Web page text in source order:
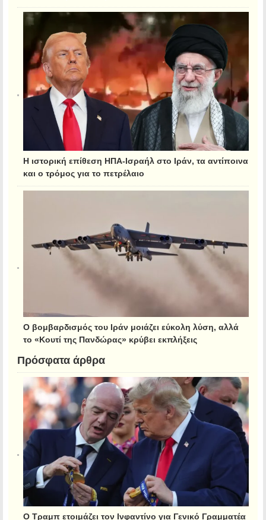
Η ιστορική επίθεση ΗΠΑ-Ισραήλ στο Ιράν, τα αντίποινα
και ο τρόμος για το πετρέλαιο
Ο βομβαρδισμός του Ιράν μοιάζει εύκολη λύση, αλλά
το «Κουτί της Πανδώρας» κρύβει εκπλήξεις
Πρόσφατα άρθρα
Ο Τραμπ ετοιμάζει τον Ινφαντίνο για Γενικό Γραμματέα